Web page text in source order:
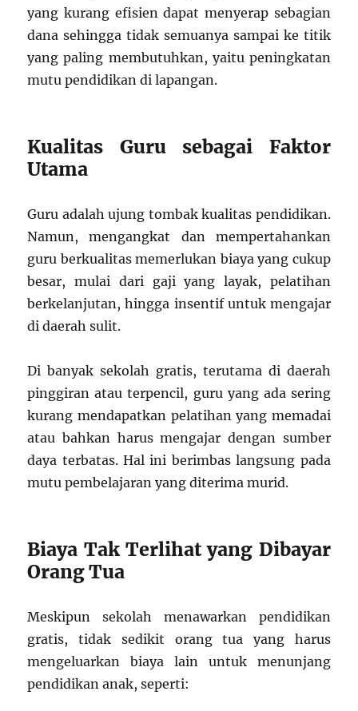
yang kurang efisien dapat menyerap sebagian
dana sehingga tidak semuanya sampai ke titik
yang paling membutuhkan, yaitu peningkatan
mutu pendidikan di lapangan.
Kualitas Guru sebagai Faktor
Utama
Guru adalah ujung tombak kualitas pendidikan.
Namun, mengangkat dan mempertahankan
guru berkualitas memerlukan biaya yang cukup
besar, mulai dari gaji yang layak, pelatihan
berkelanjutan, hingga insentif untuk mengajar
di daerah sulit.
Di banyak sekolah gratis, terutama di daerah
pinggiran atau terpencil, guru yang ada sering
kurang mendapatkan pelatihan yang memadai
atau bahkan harus mengajar dengan sumber
daya terbatas. Hal ini berimbas langsung pada
mutu pembelajaran yang diterima murid.
Biaya Tak Terlihat yang Dibayar
Orang Tua
Meskipun sekolah menawarkan pendidikan
gratis, tidak sedikit orang tua yang harus
mengeluarkan biaya lain untuk menunjang
pendidikan anak, seperti: